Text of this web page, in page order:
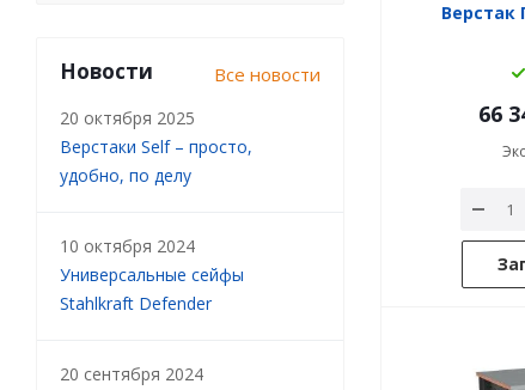
Верстак
66
Новости Все новости
20 октября 2025
Верстаки Self – просто,
удобно, по делу
10 октября 2024
Универсальные сейфы
Stahlkraft Defender
20 сентября 2024